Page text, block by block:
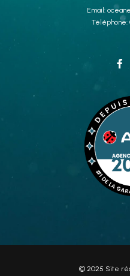
Email:
Téléphone:
© 2025 Site